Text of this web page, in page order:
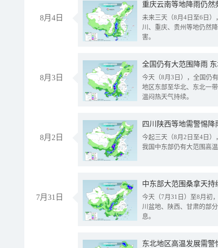
8月4日
重庆云南等地降雨仍然
未来三天（8月4日至6日
川、重庆、贵州等地仍然
害。
8月3日
全国仍有大范围降雨
今天（8月3日），全国仍
地区东部至华北、东北一
温闷热天气持续。
8月2日
今起三天（8月2日至4日
我国中东部仍有大范围高
7月31日
中东部大范围桑拿天
今天（7月31日）至8月初
川盆地、陕西、甘肃的部
息。
东北地区高温发展需